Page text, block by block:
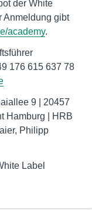
der White
Anmeldung gibt
academy.
176 615 637 78
9 | 20457
Hamburg | HRB
Philipp
Label